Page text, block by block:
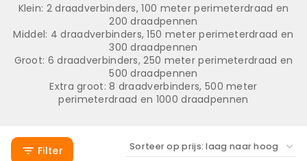
Klein: 2 draadverbinders, 100 meter perimeterdraad en
200 draadpennen
Middel: 4 draadverbinders, 150 meter perimeterdraad en
300 draadpennen
Groot: 6 draadverbinders, 250 meter perimeterdraad en
500 draadpennen
Extra groot: 8 draadverbinders, 500 meter
perimeterdraad en 1000 draadpennen
Filter